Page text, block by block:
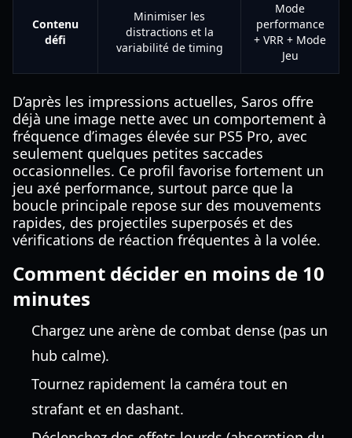
Contenu
défi
Minimiser les
distractions et la
variabilité de timing
Mode
performance
+ VRR + Mode
Jeu
D’après les impressions actuelles, Saros offre
déjà une image nette avec un comportement à
fréquence d’images élevée sur PS5 Pro, avec
seulement quelques petites saccades
occasionnelles. Ce profil favorise fortement un
jeu axé performance, surtout parce que la
boucle principale repose sur des mouvements
rapides, des projectiles superposés et des
vérifications de réaction fréquentes à la volée.
Comment décider en moins de 10
minutes
Chargez une arène de combat dense (pas un
hub calme).
Tournez rapidement la caméra tout en
strafant et en dashant.